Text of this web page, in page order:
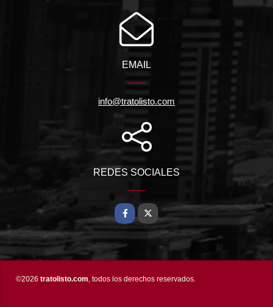
EMAIL
info@tratolisto.com
REDES SOCIALES
Facebook
X
©2026 tratolisto.com, todos los derechos reservados.